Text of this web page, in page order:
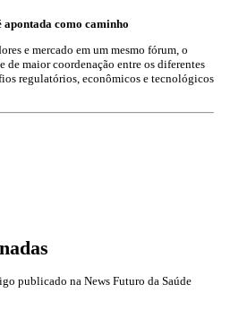
apontada como caminho
e mercado em um mesmo fórum, o
de maior coordenação entre os diferentes
regulatórios, econômicos e tecnológicos